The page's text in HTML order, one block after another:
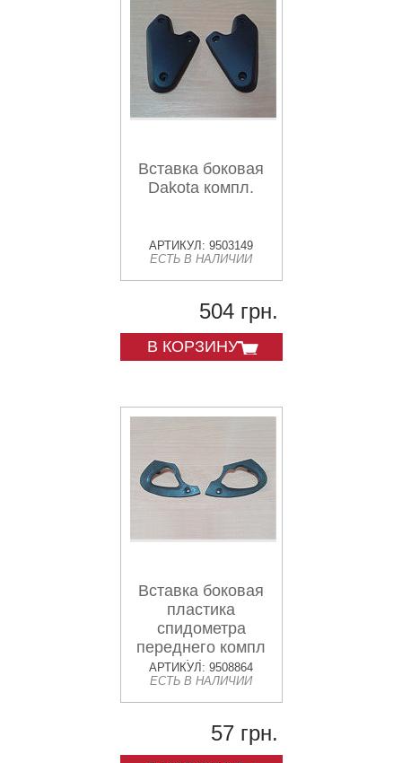
Вставка боковая
Dakota компл.
АРТИКУЛ: 9503149
ЕСТЬ В НАЛИЧИИ
504 грн.
В КОРЗИНУ
Вставка боковая
пластика
спидометра
переднего компл
Fighter
АРТИКУЛ: 9508864
ЕСТЬ В НАЛИЧИИ
57 грн.